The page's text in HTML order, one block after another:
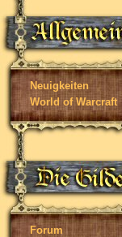
Neuigkeiten
World of Warcraft
Forum